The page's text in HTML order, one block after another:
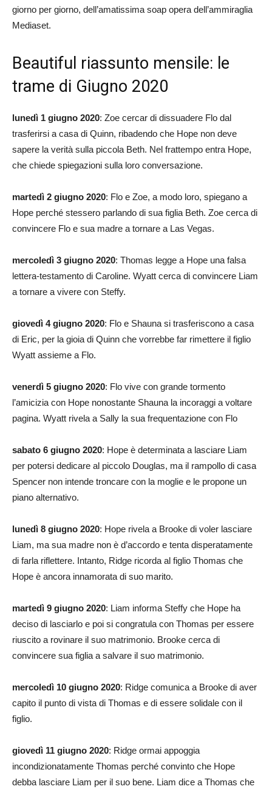
giorno per giorno, dell’amatissima soap opera dell’ammiraglia
Mediaset.
Beautiful riassunto mensile: le
trame di Giugno 2020
lunedì 1 giugno 2020: Zoe cercar di dissuadere Flo dal
trasferirsi a casa di Quinn, ribadendo che Hope non deve
sapere la verità sulla piccola Beth. Nel frattempo entra Hope,
che chiede spiegazioni sulla loro conversazione.
martedì 2 giugno 2020: Flo e Zoe, a modo loro, spiegano a
Hope perché stessero parlando di sua figlia Beth. Zoe cerca di
convincere Flo e sua madre a tornare a Las Vegas.
mercoledì 3 giugno 2020: Thomas legge a Hope una falsa
lettera-testamento di Caroline. Wyatt cerca di convincere Liam
a tornare a vivere con Steffy.
giovedì 4 giugno 2020: Flo e Shauna si trasferiscono a casa
di Eric, per la gioia di Quinn che vorrebbe far rimettere il figlio
Wyatt assieme a Flo.
venerdì 5 giugno 2020: Flo vive con grande tormento
l’amicizia con Hope nonostante Shauna la incoraggi a voltare
pagina. Wyatt rivela a Sally la sua frequentazione con Flo
sabato 6 giugno 2020: Hope è determinata a lasciare Liam
per potersi dedicare al piccolo Douglas, ma il rampollo di casa
Spencer non intende troncare con la moglie e le propone un
piano alternativo.
lunedì 8 giugno 2020: Hope rivela a Brooke di voler lasciare
Liam, ma sua madre non è d’accordo e tenta disperatamente
di farla riflettere. Intanto, Ridge ricorda al figlio Thomas che
Hope è ancora innamorata di suo marito.
martedì 9 giugno 2020: Liam informa Steffy che Hope ha
deciso di lasciarlo e poi si congratula con Thomas per essere
riuscito a rovinare il suo matrimonio. Brooke cerca di
convincere sua figlia a salvare il suo matrimonio.
mercoledì 10 giugno 2020: Ridge comunica a Brooke di aver
capito il punto di vista di Thomas e di essere solidale con il
figlio.
giovedì 11 giugno 2020: Ridge ormai appoggia
incondizionatamente Thomas perché convinto che Hope
debba lasciare Liam per il suo bene. Liam dice a Thomas che